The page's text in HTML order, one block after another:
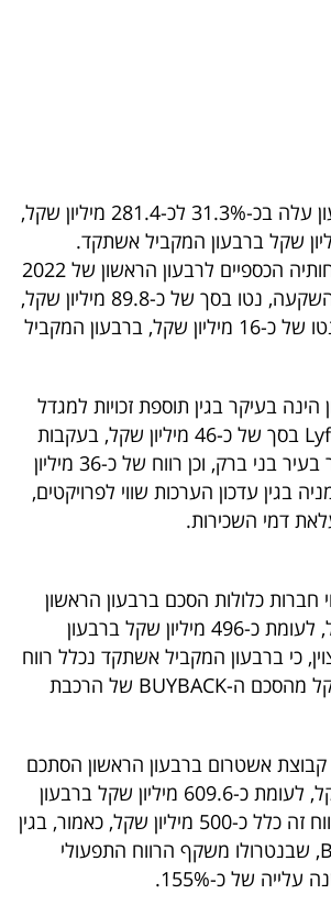
הרווח הגולמי ברבעון עלה בכ-31.3% לכ-281.4 מיליון שקל,
כ-214.4 מיליון שקל ברבעון המקביל אשתקד.
החברה רשמה בדוחותיה הכספיים לרבעון הראשון של 2022
עליית ערך נדל"ן להשקעה, נטו בסך של כ-89.8 מיליון שקל,
נטו של כ-16 מיליון שקל, ברבעון המקביל
בעיקר בגין תוספת זכויות למגדל
בסך של כ-46 מיליון שקל, בעקבות
אישור תוכנית מתאר בעיר בני ברק, וכן רווח של כ-36 מיליון
בגין עדכון הערכות שווי לפרויקטים,
דמי השכירות.
חברות כלולות הסכם ברבעון הראשון
בכ-10.8 מיליון שקל, לעומת כ-496 מיליון שקל ברבעון
כי ברבעון המקביל אשתקד נכלל רווח
BUYBACK של הרכבת
קבוצת אשטרום ברבעון הראשון הסתכם
בכ-280.7 מיליון שקל, לעומת כ-609.6 מיליון שקל ברבעון
המקביל אשתקד. רווח זה כלל כ-500 מיליון שקל, כאמור, בגין
, שבנטרולו משקף הרווח התפעולי
של כ-155%.